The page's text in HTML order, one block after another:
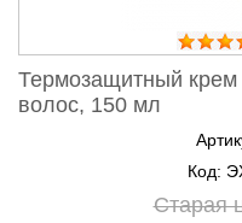
Термозащитный
волос, 150 мл
Код:
Старая